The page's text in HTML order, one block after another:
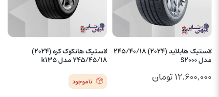
لاستیک هابلاید (2024) 245/40/18
مدل S2000
۱۲,۶۰۰,۰۰۰تومان
لاستیک هانکوک کره (2024)
245/45/18 مدل k135
ناموجود